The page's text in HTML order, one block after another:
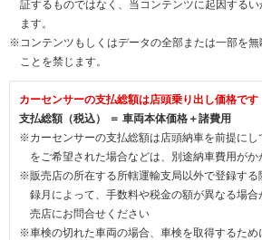
証するものではなく、当コンテンツに起因する
ます。
※コンテンツもしくはデータの全部または一部を
ことを禁じます。
カーセンサーの支払総額は店頭乗り出し価格です
支払総額（税込） ＝ 車両本体価格＋諸費用
※カーセンサーの支払総額は店頭納車を前提にし
をご希望された場合などは、別途納車費用がか
※販売店の所在する所轄運輸支局以外で登録する
録月によって、手数料や税金の額が異なる場
売店にお問合せください
※車検の切れた車両の場合、車検を取得するため